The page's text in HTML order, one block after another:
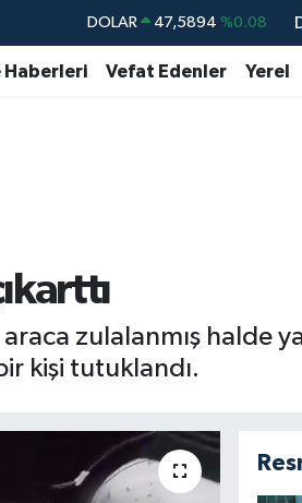
DOLAR 47,5894 %0.08
EURO 55,0398 %-0.02
Haberleri Vefat Edenler Yerel
zulalanmış halde
kişi tutuklandı.